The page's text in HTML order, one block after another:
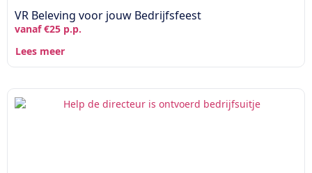
VR Beleving voor jouw Bedrijfsfeest
vanaf €25 p.p.
Lees meer